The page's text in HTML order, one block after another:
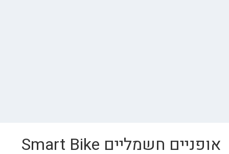
אופניים חשמליים Smart Bike